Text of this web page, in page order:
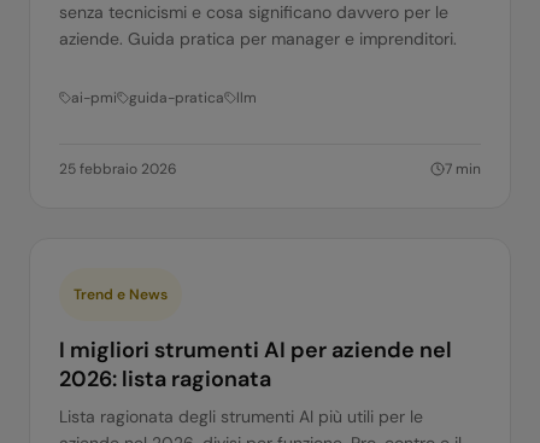
senza tecnicismi e cosa significano davvero per le
aziende. Guida pratica per manager e imprenditori.
ai-pmi guida-pratica llm
25 febbraio 2026 7 min
Trend e News
I migliori strumenti AI per aziende nel
2026: lista ragionata
Lista ragionata degli strumenti AI più utili per le